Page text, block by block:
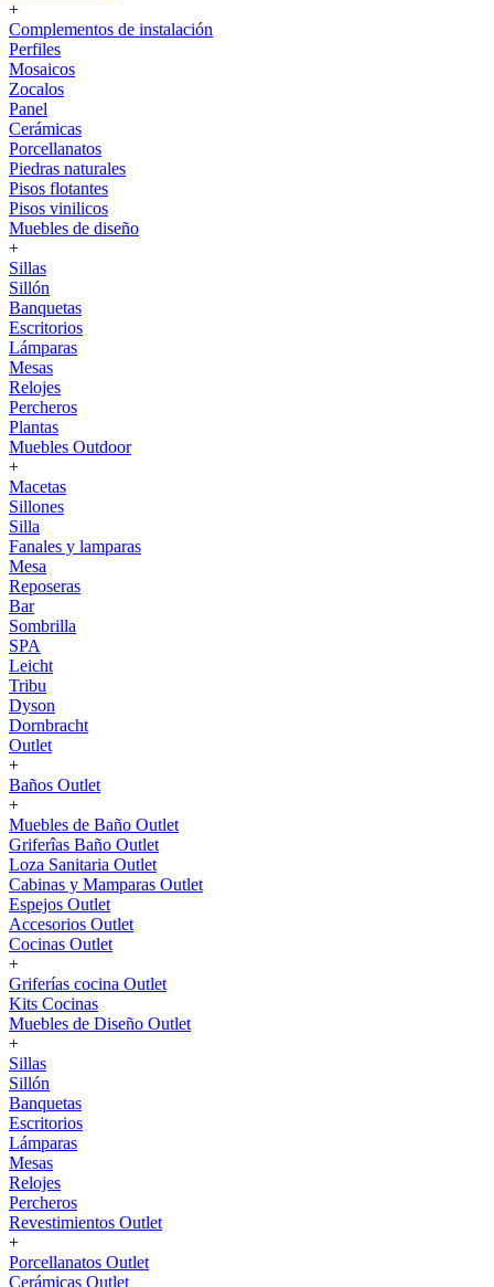
+
Complementos de instalación
Perfiles
Mosaicos
Zocalos
Panel
Cerámicas
Porcellanatos
Piedras naturales
Pisos flotantes
Pisos vinilicos
Muebles de diseño
+
Sillas
Sillón
Banquetas
Escritorios
Lámparas
Mesas
Relojes
Percheros
Plantas
Muebles Outdoor
+
Macetas
Sillones
Silla
Fanales y lamparas
Mesa
Reposeras
Bar
Sombrilla
SPA
Leicht
Tribu
Dyson
Dornbracht
Outlet
+
Baños Outlet
+
Muebles de Baño Outlet
Griferîas Baño Outlet
Loza Sanitaria Outlet
Cabinas y Mamparas Outlet
Espejos Outlet
Accesorios Outlet
Cocinas Outlet
+
Griferías cocina Outlet
Kits Cocinas
Muebles de Diseño Outlet
+
Sillas
Sillón
Banquetas
Escritorios
Lámparas
Mesas
Relojes
Percheros
Revestimientos Outlet
+
Porcellanatos Outlet
Cerámicas Outlet